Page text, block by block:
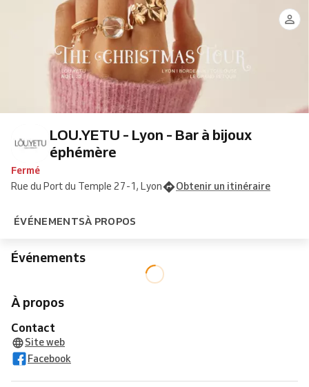
LOU.YETU - Lyon - Bar à bijoux
éphémère
Fermé
Rue du Port du Temple 27-1, Lyon
Obtenir un itinéraire
ÉVÉNEMENTSÀ PROPOS
Événements
À propos
Contact
Site web
Facebook